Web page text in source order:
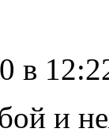
в
и